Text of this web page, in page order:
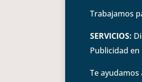
Trabajamos
SERVICIOS:
Publicidad en
Te